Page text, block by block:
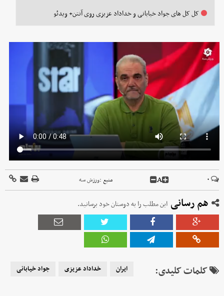
کل کل های جواد خیابانی و خداداد عزیزی روی آنتن+ ویدئو
۰ A منبع :ورزش سه
هم رسانی این مطلب را به دوستان خود برسانید.
کلمات کلیدی: ایران خداداد عزیزی جواد خیابانی